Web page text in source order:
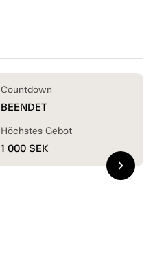
Countdown
BEENDET
Höchstes Gebot
1 000 SEK
chevron_right